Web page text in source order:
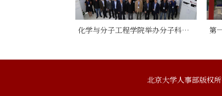
化学与分子工程学院举办分子科学博士后论坛
北京大学人事部版权